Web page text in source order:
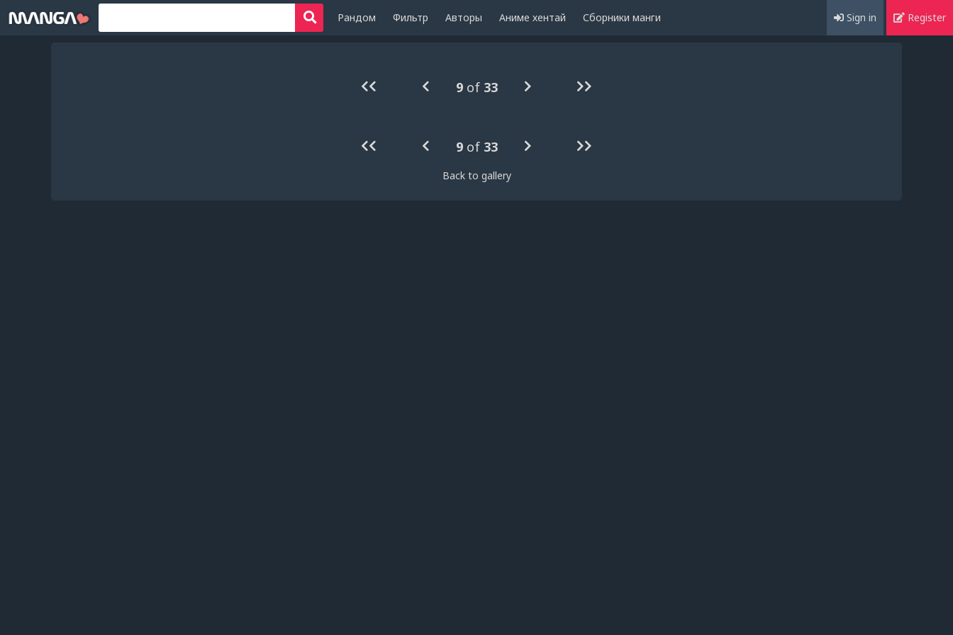
Рандом Фильтр Авторы Аниме хентай Сборники манги Sign in Register
9 of 33
9 of 33
Back to gallery